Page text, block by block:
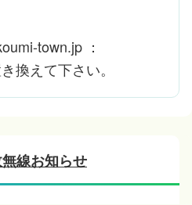
town.jp ：
換えて下さい。
線お知らせ